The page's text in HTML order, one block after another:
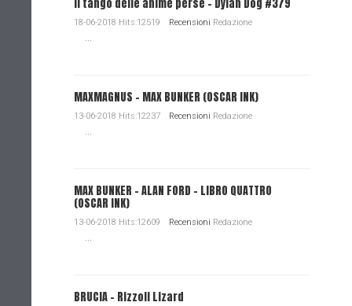
Il tango delle anime perse - Dylan Dog #379
18-06-2018 Hits:12519 Recensioni Redazione
...
MAXMAGNUS – MAX BUNKER (OSCAR INK)
13-06-2018 Hits:12237 Recensioni Redazione
...
MAX BUNKER – ALAN FORD – LIBRO QUATTRO
(OSCAR INK)
13-06-2018 Hits:12609 Recensioni Redazione
...
BRUCIA - Rizzoli Lizard